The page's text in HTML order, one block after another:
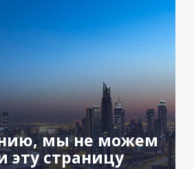
мы не можем
эту страницу